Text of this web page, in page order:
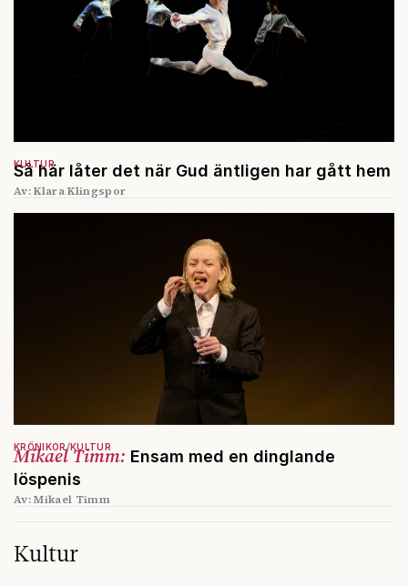
Så här låter det när Gud äntligen har gått hem
KULTUR
Av: Klara Klingspor
Mikael Timm: Ensam med en dinglande
löspenis
KRÖNIKOR KULTUR
Av: Mikael Timm
Kultur